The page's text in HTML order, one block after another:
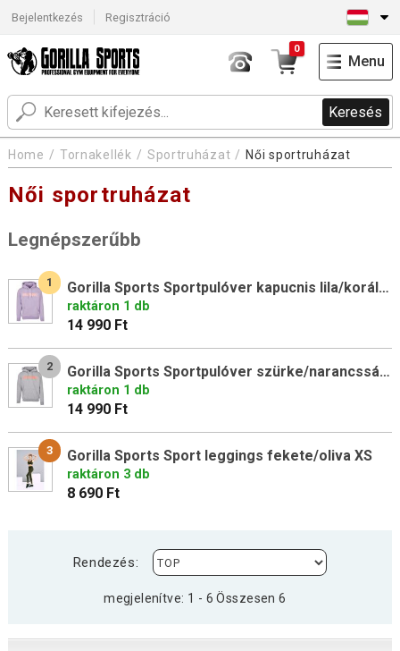
Bejelentkezés Regisztráció
Keresés
0
Menu
Home Tornakellék Sportruházat Női sportruházat
Női sportruházat
Legnépszerűbb
1 Gorilla Sports Sportpulóver kapucnis lila/korál M
raktáron 1 db
14 990 Ft
2 Gorilla Sports Sportpulóver szürke/narancssárga L
raktáron 1 db
14 990 Ft
3 Gorilla Sports Sport leggings fekete/oliva XS
raktáron 3 db
8 690 Ft
Rendezés:
megjelenítve: 1 - 6 Összesen 6